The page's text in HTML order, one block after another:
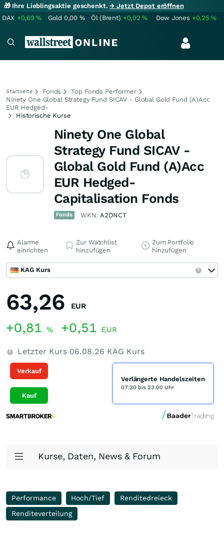
🎁 Ihre Lieblingsaktie geschenkt.→ Jetzt Depot eröffnen
DAX +0,69% Gold 0,00 % Öl (Brent) +0,02% Dow Jones +0,25%
Startseite Fonds
Top Fonds Performer
Ninety One Global Strategy Fund SICAV - Global Gold Fund (A)Acc
EUR Hedged-
Historische Kurse
Ninety One Global
Strategy Fund SICAV -
Global Gold Fund (A)Acc
EUR Hedged-
Capitalisation Fonds
Fonds WKN:A2DNCT
Alarme
einrichten
Zur Watchlist
hinzufügen
Zum Portfolio
hinzufügen
KAG Kurs
63,26 EUR
+0,81 % +0,51 EUR
Letzter Kurs 06.08.26 KAG Kurs
Verkauf
Kauf
Verlängerte Handelszeiten
07:30 bis 23:00 Uhr
Kurse, Daten, News & Forum
Performance Hoch/Tief
Renditedreieck
Renditeverteilung